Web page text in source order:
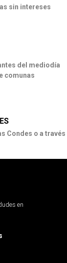
sin intereses
del mediodía
comunas
Condes o a través
en